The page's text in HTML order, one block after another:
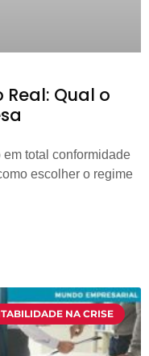
Real: Qual o
total conformidade
escolher o regime
NA CRISE